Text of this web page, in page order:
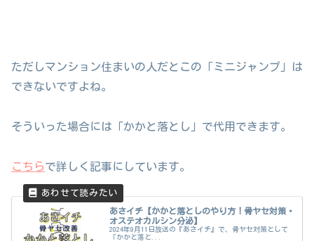
ただしマンション住まいの人だとこの「ミニジャンプ」は
できないですよね。
そういった場合には「かかと落とし」で代用できます。
こちらで詳しく記事にしています。
あさイチ【かかと落としのやり方！骨ヤセ対策・
オステオカルシン分泌】
2024年9月11日放送の『あさイチ』で、骨ヤセ対策として
「かかと落と...